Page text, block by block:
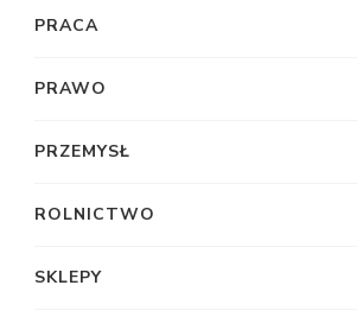
PRACA
PRAWO
PRZEMYSŁ
ROLNICTWO
SKLEPY